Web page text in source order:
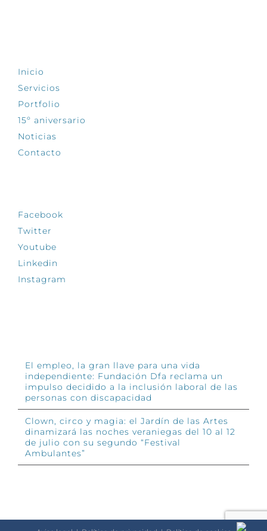
Inicio
Servicios
Portfolio
15º aniversario
Noticias
Contacto
Facebook
Twitter
Youtube
Linkedin
Instagram
El empleo, la gran llave para una vida
independiente: Fundación Dfa reclama un
impulso decidido a la inclusión laboral de las
personas con discapacidad
Clown, circo y magia: el Jardín de las Artes
dinamizará las noches veraniegas del 10 al 12
de julio con su segundo “Festival
Ambulantes”